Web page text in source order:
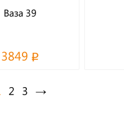
Ваза 39
3849
2 3 →